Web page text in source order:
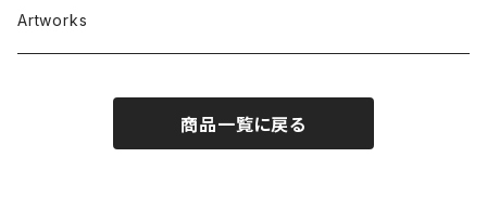
Artworks
商品一覧に戻る